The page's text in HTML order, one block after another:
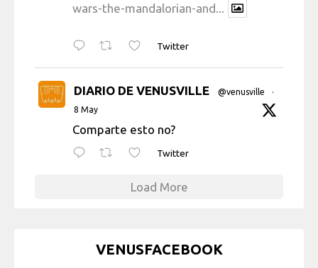
wars-the-mandalorian-and...
Twitter
DIARIO DE VENUSVILLE @venusville
·
8 May
Comparte esto no?
Twitter
Load More
VENUSFACEBOOK